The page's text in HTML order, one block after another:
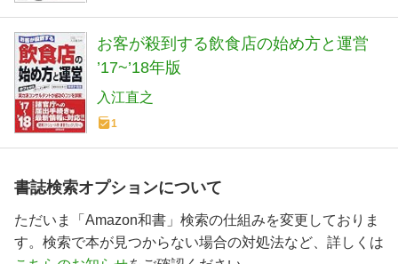
お客が殺到する飲食店の始め方と運営
’17~’18年版
入江直之
1
書誌検索オプションについて
ただいま「Amazon和書」検索の仕組みを変更しておりま
す。検索で本が見つからない場合の対処法など、詳しくは